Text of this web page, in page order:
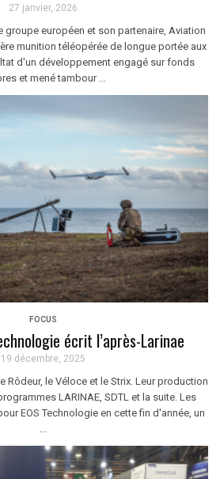
27 janvier, 2026
groupe européen et son partenaire, Aviation
munition téléopérée de longue portée aux
d'un développement engagé sur fonds
et mené tambour ...
FOCUS
écrit l’après-Larinae
19 décembre, 2025
Rôdeur, le Véloce et le Strix. Leur production
LARINAE, SDTL et la suite. Les
EOS Technologie en cette fin d'année, un